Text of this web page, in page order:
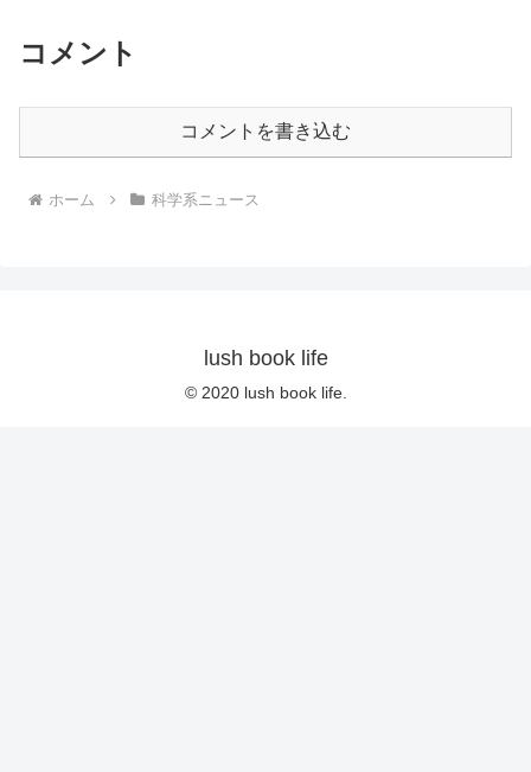
コメント
コメントを書き込む
ホーム 科学系ニュース
lush book life
© 2020 lush book life.